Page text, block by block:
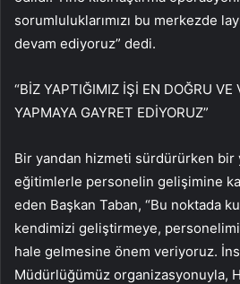
sorumluluklarımızı bu merkezde
devam ediyoruz” dedi.
“BİZ YAPTIĞIMIZ İŞİ EN DOĞRU VE
YAPMAYA GAYRET EDİYORUZ”
Bir yandan hizmeti sürdürürken bir
eğitimlerle personelin gelişimine
eden Başkan Taban, “Bu noktada
kendimizi geliştirmeye,
hale gelmesine önem veriyoruz.
Müdürlüğümüz organizasyonuyla,